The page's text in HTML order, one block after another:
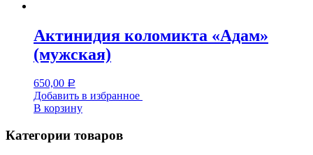
Актинидия коломикта «Адам»
(мужская)
650,00 Р
Добавить в избранное
В корзину
Категории товаров